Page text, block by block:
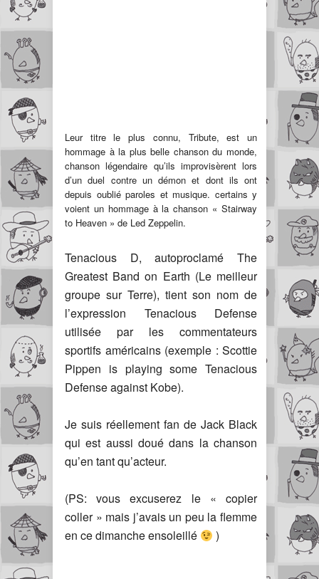
Leur titre le plus connu, Tribute, est un
hommage à la plus belle chanson du monde,
chanson légendaire qu’ils improvisèrent lors
d’un duel contre un démon et dont ils ont
depuis oublié paroles et musique. certains y
voient un hommage à la chanson « Stairway
to Heaven » de Led Zeppelin.
Tenacious D, autoproclamé The
Greatest Band on Earth (Le meilleur
groupe sur Terre), tient son nom de
l’expression Tenacious Defense
utilisée par les commentateurs
sportifs américains (exemple : Scottie
Pippen is playing some Tenacious
Defense against Kobe).
Je suis réellement fan de Jack Black
qui est aussi doué dans la chanson
qu’en tant qu’acteur.
(PS: vous excuserez le « copier
coller » mais j’avais un peu la flemme
en ce dimanche ensoleillé
)